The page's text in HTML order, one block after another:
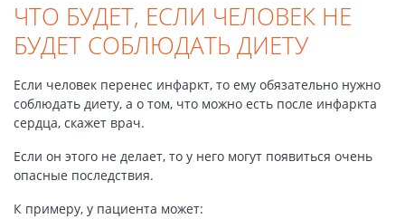
ЧТО БУДЕТ, ЕСЛИ ЧЕЛОВЕК НЕ
БУДЕТ СОБЛЮДАТЬ ДИЕТУ
Если человек перенес инфаркт, то ему обязательно нужно
соблюдать диету, а о том, что можно есть после инфаркта
сердца, скажет врач.
Если он этого не делает, то у него могут появиться очень
опасные последствия.
К примеру, у пациента может: